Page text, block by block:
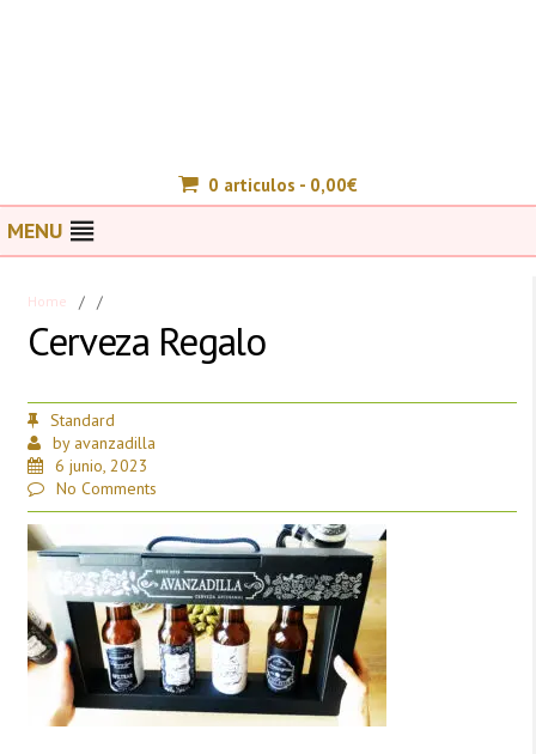
0 articulos - 0,00€
MENU
Home / /
Cerveza Regalo
Standard
by avanzadilla
6 junio, 2023
No Comments